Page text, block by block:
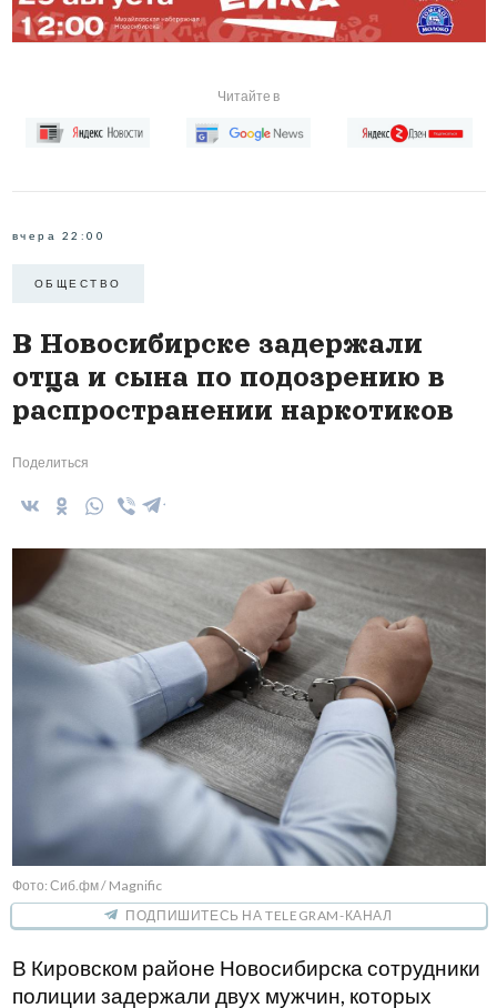
Читайте в
вчера 22:00
ОБЩЕСТВО
В Новосибирске задержали
отца и сына по подозрению в
распространении наркотиков
Поделиться
Фото: Сиб.фм / Magnific
ПОДПИШИТЕСЬ НА TELEGRAM-КАНАЛ
В Кировском районе Новосибирска сотрудники
полиции задержали двух мужчин, которых